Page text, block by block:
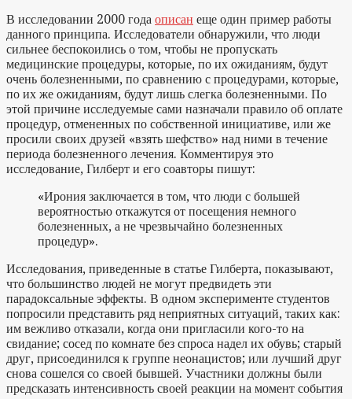
В исследовании 2000 года описан еще один пример работы
данного принципа. Исследователи обнаружили, что люди
сильнее беспокоились о том, чтобы не пропускать
медицинские процедуры, которые, по их ожиданиям, будут
очень болезненными, по сравнению с процедурами, которые,
по их же ожиданиям, будут лишь слегка болезненными. По
этой причине исследуемые сами назначали правило об оплате
процедур, отмененных по собственной инициативе, или же
просили своих друзей «взять шефство» над ними в течение
периода болезненного лечения. Комментируя это
исследование, Гилберт и его соавторы пишут:
«Ирония заключается в том, что люди с большей
вероятностью откажутся от посещения немного
болезненных, а не чрезвычайно болезненных
процедур».
Исследования, приведенные в статье Гилберта, показывают,
что большинство людей не могут предвидеть эти
парадоксальные эффекты. В одном эксперименте студентов
попросили представить ряд неприятных ситуаций, таких как:
им вежливо отказали, когда они пригласили кого-то на
свидание; сосед по комнате без спроса надел их обувь; старый
друг, присоединился к группе неонацистов; или лучший друг
снова сошелся со своей бывшей. Участники должны были
предсказать интенсивность своей реакции на момент события